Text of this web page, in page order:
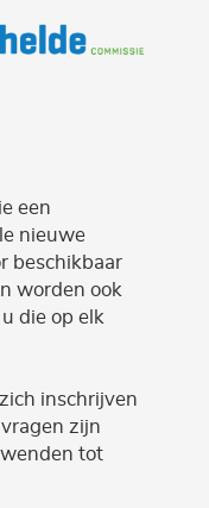
een
nieuwe
beschikbaar
worden ook
u die op elk
inschrijven
zijn
tot